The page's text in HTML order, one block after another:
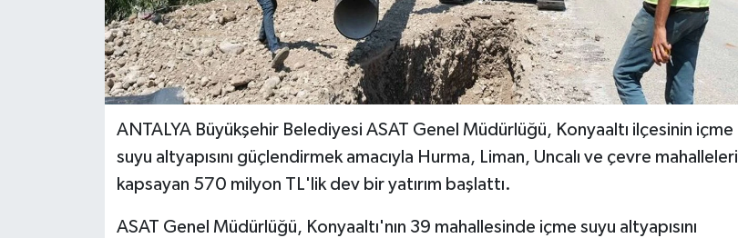
ANTALYA Büyükşehir Belediyesi ASAT Genel Müdürlüğü, Konyaaltı ilçesinin içme
suyu altyapısını güçlendirmek amacıyla Hurma, Liman, Uncalı ve çevre mahalleleri
kapsayan 570 milyon TL'lik dev bir yatırım başlattı.
ASAT Genel Müdürlüğü, Konyaaltı'nın 39 mahallesinde içme suyu altyapısını
Siyaset
Sosyal medya